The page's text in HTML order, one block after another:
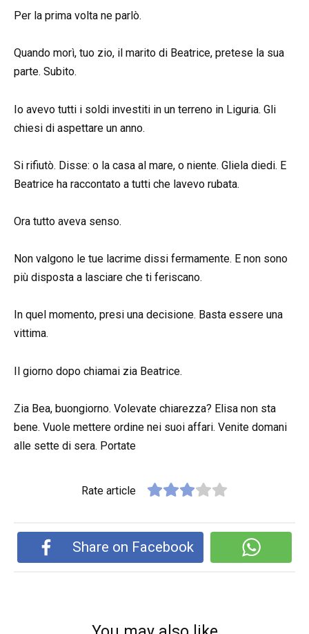
Per la prima volta ne parlò.
Quando morì, tuo zio, il marito di Beatrice, pretese la sua
parte. Subito.
Io avevo tutti i soldi investiti in un terreno in Liguria. Gli
chiesi di aspettare un anno.
Si rifiutò. Disse: o la casa al mare, o niente. Gliela diedi. E
Beatrice ha raccontato a tutti che lavevo rubata.
Ora tutto aveva senso.
Non valgono le tue lacrime dissi fermamente. E non sono
più disposta a lasciare che ti feriscano.
In quel momento, presi una decisione. Basta essere una
vittima.
Il giorno dopo chiamai zia Beatrice.
Zia Bea, buongiorno. Volevate chiarezza? Elisa non sta
bene. Vuole mettere ordine nei suoi affari. Venite domani
alle sette di sera. Portate
Rate article
Share on Facebook